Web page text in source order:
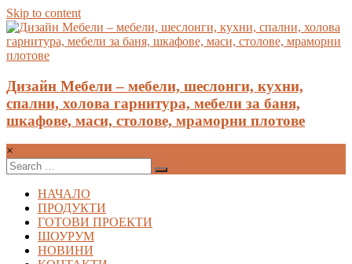
Skip to content
Дизайн Мебели – мебели, шеслонги, кухни,
спални, холова гарнитура, мебели за баня,
шкафове, маси, столове, мраморни плотове
×
НАЧАЛО
ПРОДУКТИ
ГОТОВИ ПРОЕКТИ
ШОУРУМ
НОВИНИ